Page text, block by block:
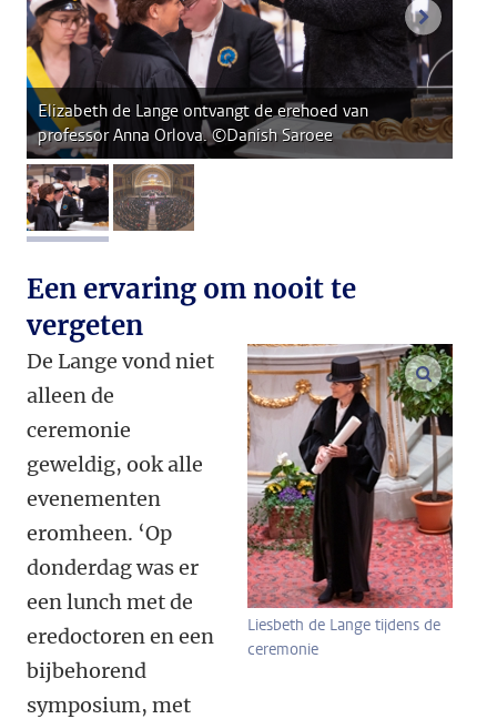
Elizabeth de Lange ontvangt de erehoed van
professor Anna Orlova. ©Danish Saroee
afbeelding 1afbeelding 2
Een ervaring om nooit te
vergeten
Liesbeth de Lange tijdens de
ceremonie
De Lange vond niet
alleen de
ceremonie
geweldig, ook alle
evenementen
eromheen. ‘Op
donderdag was er
een lunch met de
eredoctoren en een
bijbehorend
symposium, met